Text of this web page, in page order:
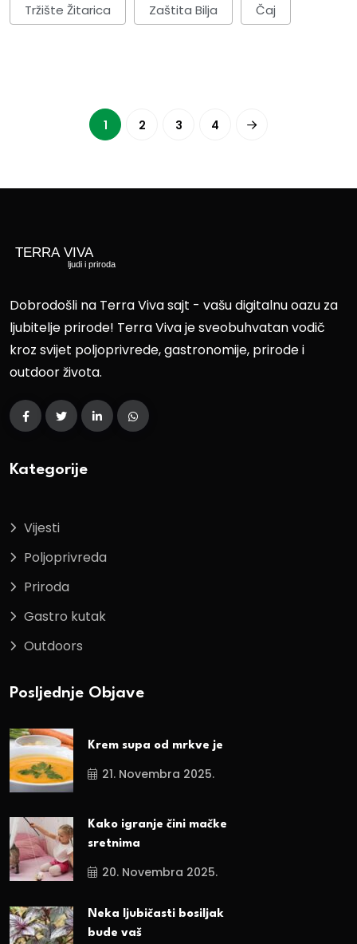
Tržište Žitarica Zaštita Bilja Čaj
1 2 3 4
Dobrodošli na Terra Viva sajt - vašu digitalnu oazu za
ljubitelje prirode! Terra Viva je sveobuhvatan vodič
kroz svijet poljoprivrede, gastronomije, prirode i
outdoor života.
Kategorije
Vijesti
Poljoprivreda
Priroda
Gastro kutak
Outdoors
Posljednje Objave
Krem supa od mrkve je
21. Novembra 2025.
Kako igranje čini mačke
sretnima
20. Novembra 2025.
Neka ljubičasti bosiljak
bude vaš